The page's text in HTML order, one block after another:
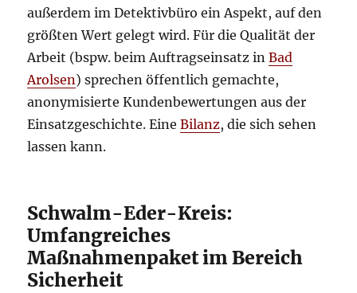
außerdem im Detektivbüro ein Aspekt, auf den
größten Wert gelegt wird. Für die Qualität der
Arbeit (bspw. beim Auftragseinsatz inBad
Arolsen) sprechen öffentlich gemachte,
anonymisierte Kundenbewertungen aus der
Einsatzgeschichte. EineBilanz, die sich sehen
lassen kann.
Schwalm-Eder-Kreis:
Umfangreiches
Maßnahmenpaket im Bereich
Sicherheit